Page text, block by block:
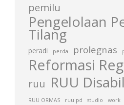
pemilu
Pengelolaan
Tilang
peradi perda prolegnas
Reformasi
ruu RUU
RUU ORMAS ruu pd studio work